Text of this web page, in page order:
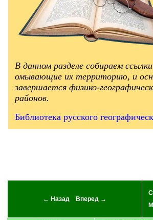
В данном разделе собираем
омывающие их территорию, и
завершается физико-
районов.
Библиотека русского
← Назад Вперед →